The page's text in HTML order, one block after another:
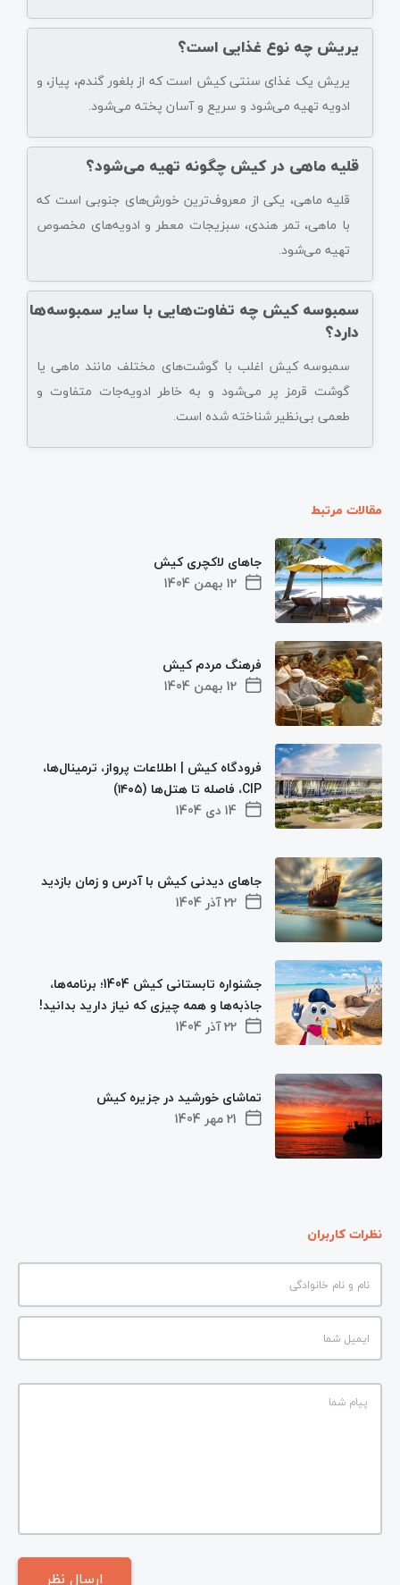
یریش چه نوع غذایی است؟
یریش یک غذای سنتی کیش است که از بلغور گندم، پیاز، و
ادویه تهیه می‌شود و سریع و آسان پخته می‌شود.
قلیه ماهی در کیش چگونه تهیه می‌شود؟
قلیه ماهی، یکی از معروف‌ترین خورش‌های جنوبی است که
با ماهی، تمر هندی، سبزیجات معطر و ادویه‌های مخصوص
تهیه می‌شود.
سمبوسه کیش چه تفاوت‌هایی با سایر سمبوسه‌ها
دارد؟
سمبوسه کیش اغلب با گوشت‌های مختلف مانند ماهی یا
گوشت قرمز پر می‌شود و به خاطر ادویه‌جات متفاوت و
طعمی بی‌نظیر شناخته شده است.
مقالات مرتبط
12 بهمن 1404
جاهای لاکچری کیش
12 بهمن 1404
فرهنگ مردم کیش
14 دی 1404
فرودگاه کیش | اطلاعات پرواز، ترمینال‌ها،
CIP، فاصله تا هتل‌ها (۱۴۰۵)
22 آذر 1404
جاهای دیدنی کیش با آدرس و زمان بازدید
22 آذر 1404
جشنواره تابستانی کیش 1404؛ برنامه‌ها،
جاذبه‌ها و همه چیزی که نیاز دارید بدانید!
21 مهر 1404
تماشای خورشید در جزیره کیش
نظرات کاربران